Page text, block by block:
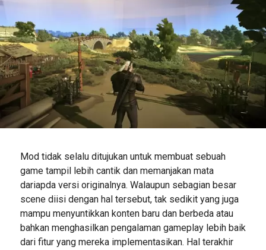
Mod tidak selalu ditujukan untuk membuat sebuah
game tampil lebih cantik dan memanjakan mata
dariapda versi originalnya. Walaupun sebagian besar
scene diisi dengan hal tersebut, tak sedikit yang juga
mampu menyuntikkan konten baru dan berbeda atau
bahkan menghasilkan pengalaman gameplay lebih baik
dari fitur yang mereka implementasikan. Hal terakhir